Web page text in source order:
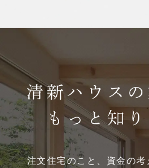
2025年2月
2025年1月
2024年12月
注文住宅のこと、資金の